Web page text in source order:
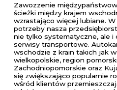
Zawozzenie
ścieżki między krajem
wzrastająco więcej lubiane.
potrzeby nasza
nie tylko systematyczne, ale i
serwisy transportowe.
wschodzie z krain takich jak
wielkopolskie, region
Zachodniopomorskie oraz
się zwiększająco popularnie
wśród klientów